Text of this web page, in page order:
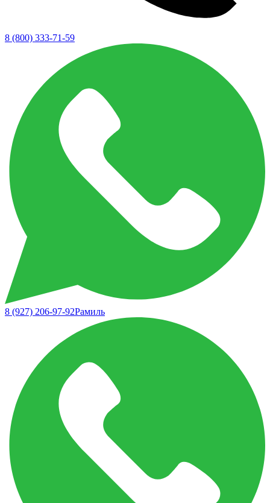
8 (800) 333-71-59
8 (927) 206-97-92Рамиль